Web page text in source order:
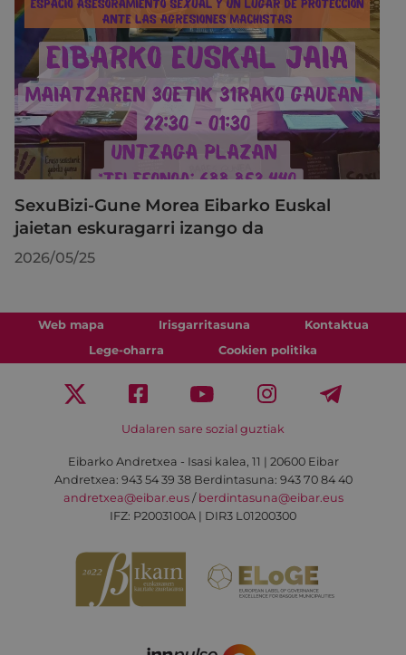
SexuBizi-Gune Morea Eibarko Euskal
jaietan eskuragarri izango da
2026/05/25
Web mapa Irisgarritasuna
Kontaktua
Lege-oharra
Cookien politika
Udalaren sare sozial guztiak
Eibarko Andretxea - Isasi kalea, 11 | 20600 Eibar
Andretxea: 943 54 39 38 Berdintasuna: 943 70 84 40
andretxea@eibar.eus/ berdintasuna@eibar.eus
IFZ: P2003100A | DIR3 L01200300